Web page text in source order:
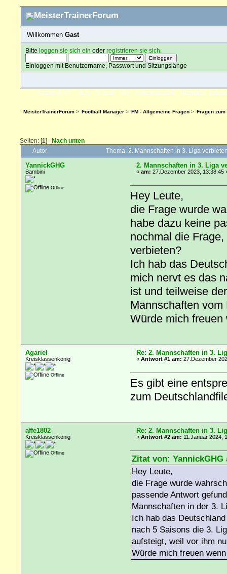
Willkommen Gast
Bitteloggen sie sich ein oderregistrieren sie sich
Einloggen mit Benutzername, Passwort und Sitzungslänge
ÜBERSICHT HILFE SUCHE FAQ FORENREGELN SPENDEN
MeisterTrainerForum> Football Manager> FM - Allgemeine Fragen> Fragen
Seiten: [1] Nach unten
Autor Thema: 2. Mannschaften in 3. Liga
YannickGHG
Bambini
Offline
2. Mannschaften in 3. Liga
«am: 27.Dezember 2023, 13:38:45
Hey Leute,
die Frage wurde
habe dazu keine
nochmal die
verbieten?
Ich hab das
mich nervt es das
ist und teilweise
Mannschaften
Würde mich
Agariel
Kreisklassenkönig
Offline
Re: 2. Mannschaften in 3.
«Antwort #1 am: 27.Dezember
Es gibt eine
zum
affe1802
Kreisklassenkönig
Offline
Re: 2. Mannschaften in 3.
«Antwort #2 am: 11.Januar 2024,
Zitat von: YannickGHG
Hey Leute,
die Frage wurde
passende Antwort
Mannschaften in der 3.
Ich hab das
nach 5 Saisons die 3.
aufsteigt, weil vor ihm
Würde mich freuen